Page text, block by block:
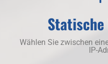
Wählen Sie zwischen
IP-